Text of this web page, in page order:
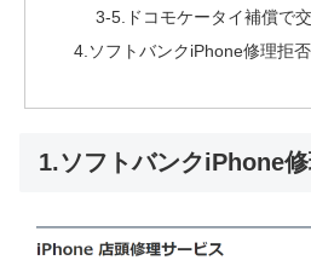
3-5.ドコモケータイ補償で
4.ソフトバンクiPhone修理拒
1.ソフトバンクiPhone